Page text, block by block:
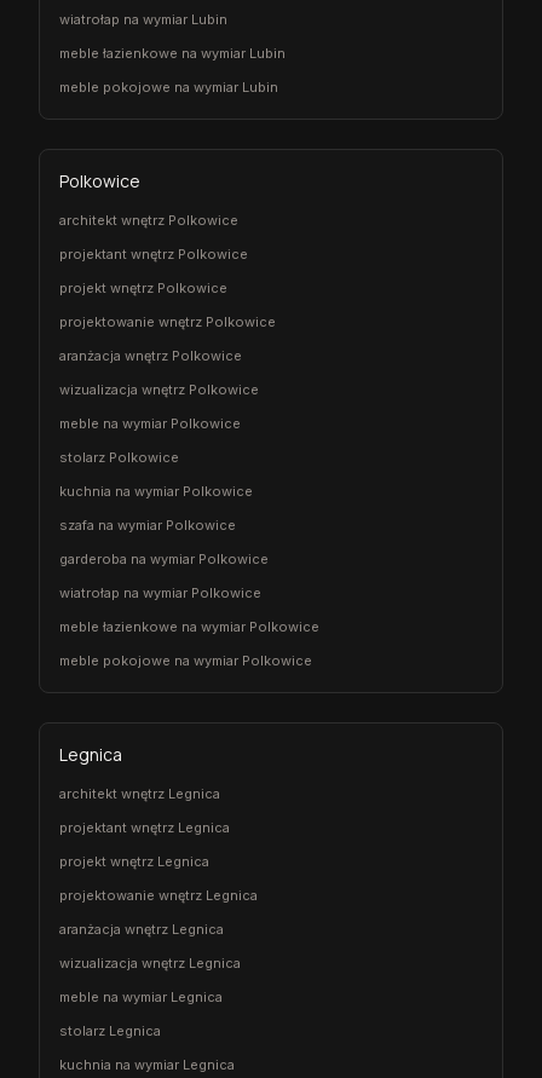
wiatrołap na wymiar Lubin
meble łazienkowe na wymiar Lubin
meble pokojowe na wymiar Lubin
Polkowice
architekt wnętrz Polkowice
projektant wnętrz Polkowice
projekt wnętrz Polkowice
projektowanie wnętrz Polkowice
aranżacja wnętrz Polkowice
wizualizacja wnętrz Polkowice
meble na wymiar Polkowice
stolarz Polkowice
kuchnia na wymiar Polkowice
szafa na wymiar Polkowice
garderoba na wymiar Polkowice
wiatrołap na wymiar Polkowice
meble łazienkowe na wymiar Polkowice
meble pokojowe na wymiar Polkowice
Legnica
architekt wnętrz Legnica
projektant wnętrz Legnica
projekt wnętrz Legnica
projektowanie wnętrz Legnica
aranżacja wnętrz Legnica
wizualizacja wnętrz Legnica
meble na wymiar Legnica
stolarz Legnica
kuchnia na wymiar Legnica